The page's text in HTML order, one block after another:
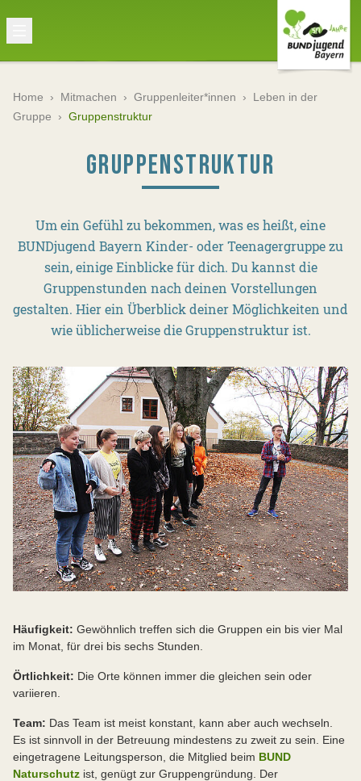
Home › Mitmachen › Gruppenleiter*innen › Leben in der
Gruppe › Gruppenstruktur
GRUPPENSTRUKTUR
Um ein Gefühl zu bekommen, was es heißt, eine
BUNDjugend Bayern Kinder- oder Teenagergruppe zu
sein, einige Einblicke für dich. Du kannst die
Gruppenstunden nach deinen Vorstellungen
gestalten. Hier ein Überblick deiner Möglichkeiten und
wie üblicherweise die Gruppenstruktur ist.
Häufigkeit: Gewöhnlich treffen sich die Gruppen ein bis vier Mal
im Monat, für drei bis sechs Stunden.
Örtlichkeit: Die Orte können immer die gleichen sein oder
variieren.
Team: Das Team ist meist konstant, kann aber auch wechseln.
Es ist sinnvoll in der Betreuung mindestens zu zweit zu sein. Eine
eingetragene Leitungsperson, die Mitglied beim BUND
Naturschutz ist, genügt zur Gruppengründung. Der